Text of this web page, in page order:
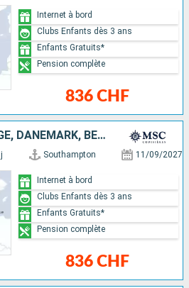
836 CHF
Internet à bord
Clubs Enfants dès 3 ans
Enfants Gratuits*
Pension complète
ROYAUME-UNI, NORVÈGE, DANEMARK, BELGIQUE
Southampton 11/09/2027
836 CHF
Internet à bord
Clubs Enfants dès 3 ans
Enfants Gratuits*
Pension complète